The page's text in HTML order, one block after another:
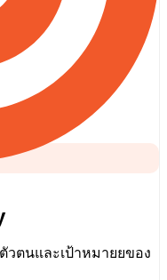
ตนและเป้าหมายยของ